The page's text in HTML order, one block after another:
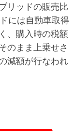
リッドの販売比
には自動車取得
、購入時の税額
のまま上乗せさ
減額が行なわれ